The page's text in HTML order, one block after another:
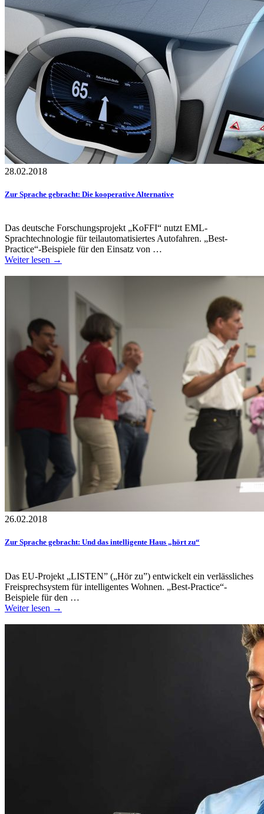
28.02.2018
Zur Sprache gebracht: Die kooperative Alternative
Das deutsche Forschungsprojekt „KoFFI“ nutzt EML-
Sprachtechnologie für teilautomatisiertes Autofahren. „Best-
Practice“-Beispiele für den Einsatz von …
Weiter lesen →
26.02.2018
Zur Sprache gebracht: Und das intelligente Haus „hört zu“
Das EU-Projekt „LISTEN” („Hör zu”) entwickelt ein verlässliches
Freisprechsystem für intelligentes Wohnen. „Best-Practice“-
Beispiele für den …
Weiter lesen →